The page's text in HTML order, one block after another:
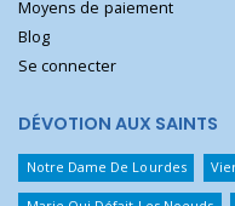
Moyens de paiement
Blog
Se connecter
DÉVOTION AUX SAINTS
Notre Dame De Lourdes